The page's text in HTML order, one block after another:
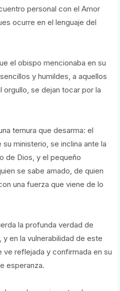
personal con el Amor
ocurre en el lenguaje del
el obispo mencionaba en su
y humildes, a aquellos
se dejan tocar por la
ternura que desarma: el
ministerio, se inclina ante la
de Dios, y el pequeño
se sabe amado, de quien
una fuerza que viene de lo
la profunda verdad de
en la vulnerabilidad de este
ve reflejada y confirmada en su
esperanza.